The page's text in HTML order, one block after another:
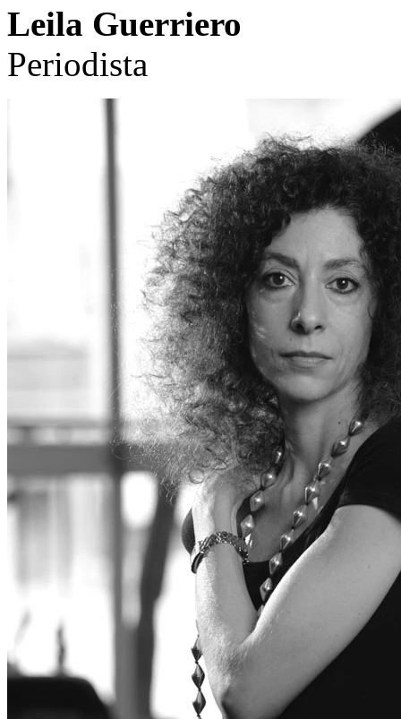
Leila Guerriero
Periodista